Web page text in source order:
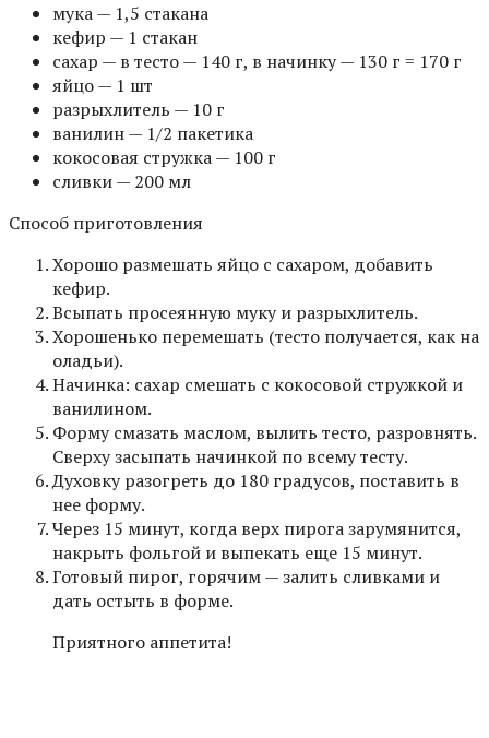
мука — 1,5 стакана
кефир — 1 стакан
сахар — в тесто — 140 г, в начинку — 130 г = 170 г
яйцо — 1 шт
разрыхлитель — 10 г
ванилин — 1/2 пакетика
кокосовая стружка — 100 г
сливки — 200 мл
Способ приготовления
Хорошо размешать яйцо с сахаром, добавить
кефир.
Всыпать просеянную муку и разрыхлитель.
Хорошенько перемешать (тесто получается, как на
оладьи).
Начинка: сахар смешать с кокосовой стружкой и
ванилином.
Форму смазать маслом, вылить тесто, разровнять.
Сверху засыпать начинкой по всему тесту.
Духовку разогреть до 180 градусов, поставить в
нее форму.
Через 15 минут, когда верх пирога зарумянится,
накрыть фольгой и выпекать еще 15 минут.
Готовый пирог, горячим — залить сливками и
дать остыть в форме.
Приятного аппетита!